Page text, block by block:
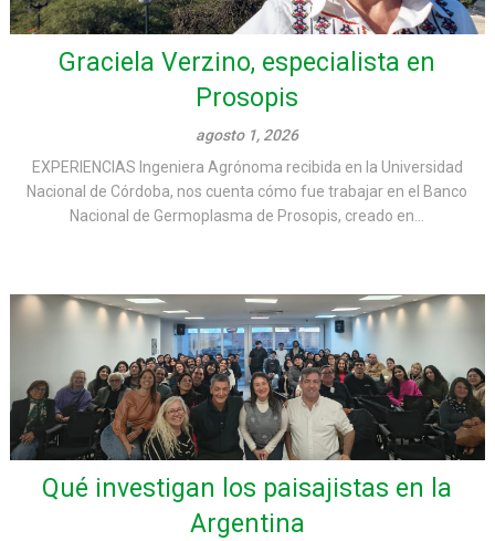
Graciela Verzino, especialista en
Prosopis
agosto 1, 2026
EXPERIENCIAS Ingeniera Agrónoma recibida en la Universidad
Nacional de Córdoba, nos cuenta cómo fue trabajar en el Banco
Nacional de Germoplasma de Prosopis, creado en...
Qué investigan los paisajistas en la
Argentina